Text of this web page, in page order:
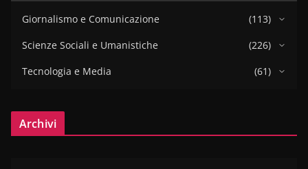
Giornalismo e Comunicazione
(113)
Scienze Sociali e Umanistiche
(226)
Tecnologia e Media
(61)
Archivi